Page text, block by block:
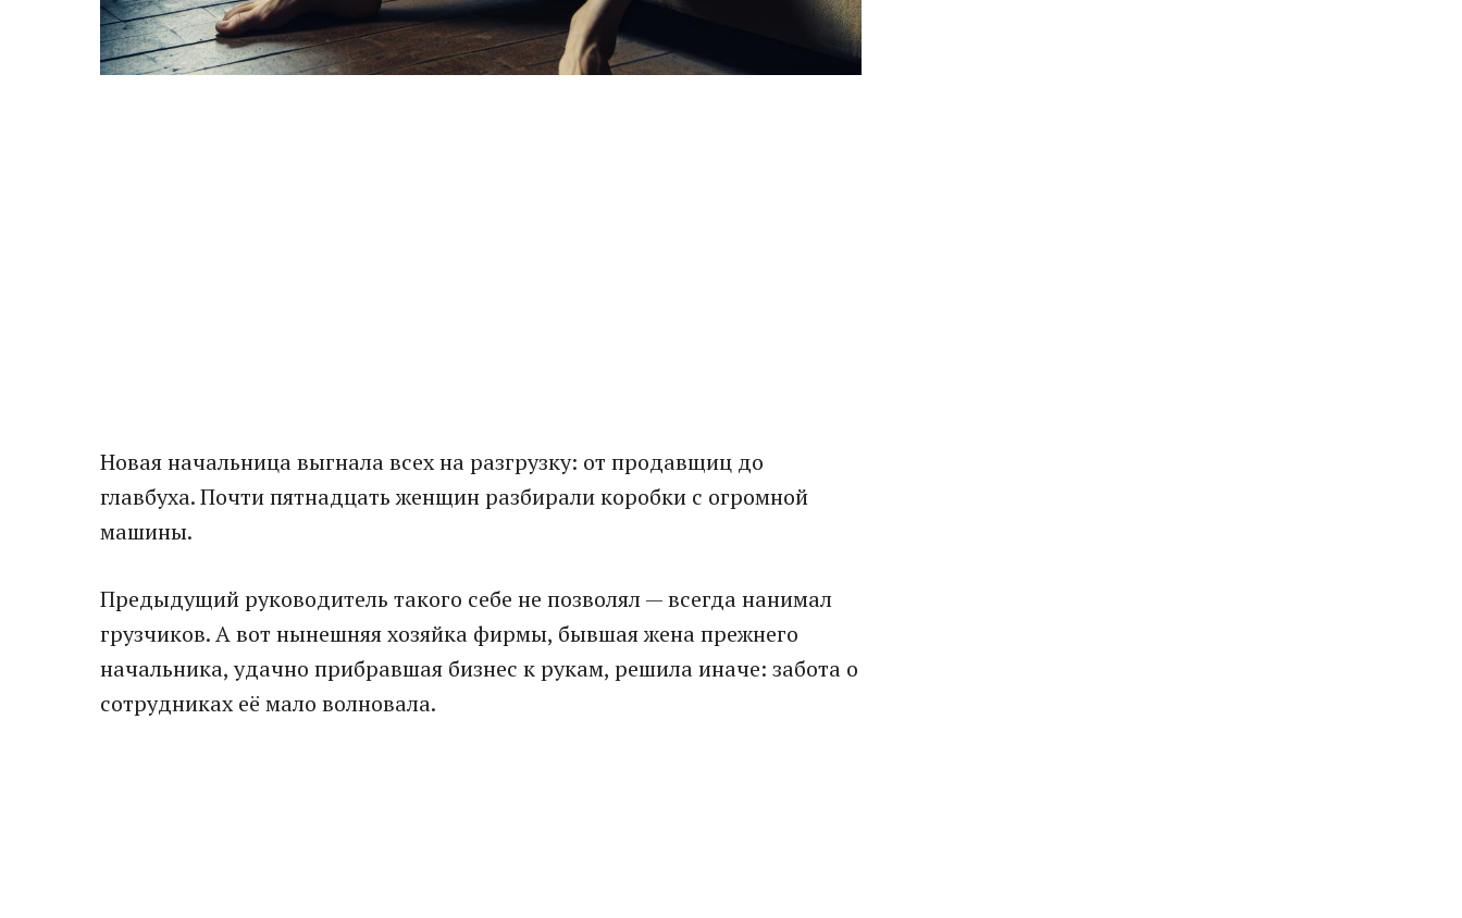
Новая начальница выгнала всех на разгрузку: от продавщиц до
главбуха. Почти пятнадцать женщин разбирали коробки с огромной
машины.
Предыдущий руководитель такого себе не позволял — всегда нанимал
грузчиков. А вот нынешняя хозяйка фирмы, бывшая жена прежнего
начальника, удачно прибравшая бизнес к рукам, решила иначе: забота о
сотрудниках её мало волновала.